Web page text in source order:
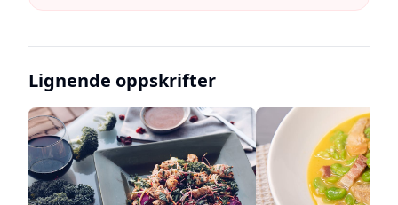
Lignende oppskrifter